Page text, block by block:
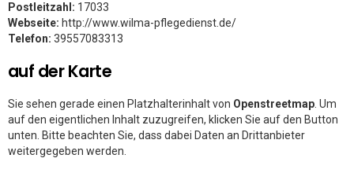
Postleitzahl: 17033
Webseite: http://www.wilma-pflegedienst.de/
Telefon: 39557083313
auf der Karte
Sie sehen gerade einen Platzhalterinhalt von Openstreetmap . Um
auf den eigentlichen Inhalt zuzugreifen, klicken Sie auf den Button
unten. Bitte beachten Sie, dass dabei Daten an Drittanbieter
weitergegeben werden.